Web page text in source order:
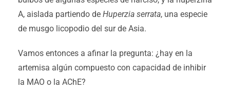
A, aislada partiendo de Huperzia serrata, una especie
de musgo licopodio del sur de Asia.
Vamos entonces a afinar la pregunta: ¿hay en la
artemisa algún compuesto con capacidad de inhibir
la MAO o la AChE?